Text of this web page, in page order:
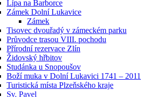
Lípa na Barborce
Zámek Dolní Lukavice
Zámek
Tisovec dvouřadý v zámeckém parku
Průvodce trasou VIII. pochodu
Přírodní rezervace Zlín
Židovský hřbitov
Studánka u Snopoušov
Boží muka v Dolní Lukavici 1741 – 2011
Turistická místa Plzeňského kraje
Sv. Pavel